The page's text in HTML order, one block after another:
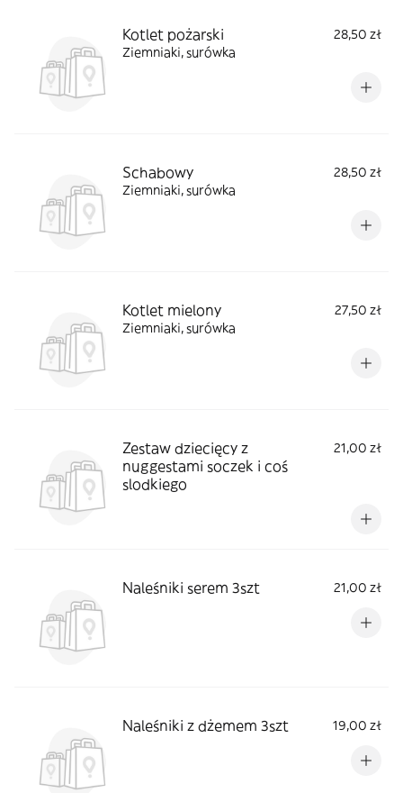
Kotlet pożarski
28,50 zł
Ziemniaki, surówka
Schabowy
28,50 zł
Ziemniaki, surówka
Kotlet mielony
27,50 zł
Ziemniaki, surówka
Zestaw dziecięcy z
nuggestami soczek i coś
slodkiego
21,00 zł
Naleśniki serem 3szt 21,00 zł
Naleśniki z dżemem 3szt 19,00 zł